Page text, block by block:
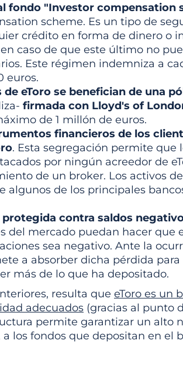
fondo "Investor compensation
scheme. Es un tipo de
crédito en forma de dinero o
caso de que este último no
Este régimen indemniza a
euros.
eToro se benefician de una
firmada con Lloyd's of
de 1 millón de euros.
financieros de los
. Esta segregación permite que
por ningún acreedor de
de un broker. Los activos
algunos de los principales
protegida contra saldos
del mercado puedan hacer que
sea negativo. Ante la
a absorber dicha pérdida
más de lo que ha depositado.
resulta que eToro es un
adecuados (gracias al punto
permite garantizar un alto
los fondos que depositan en el